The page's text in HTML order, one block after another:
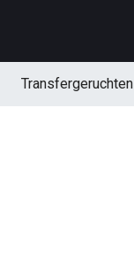
Transfergeruchten